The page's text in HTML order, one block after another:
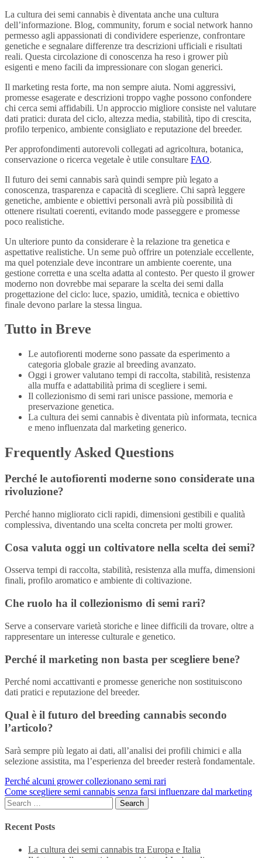
La cultura dei semi cannabis è diventata anche una cultura
dell’informazione. Blog, community, forum e social network hanno
permesso agli appassionati di condividere esperienze, confrontare
genetiche e segnalare differenze tra descrizioni ufficiali e risultati
reali. Questa circolazione di conoscenza ha reso i grower più
esigenti e meno facili da impressionare con slogan generici.
Il marketing resta forte, ma non sempre aiuta. Nomi aggressivi,
promesse esagerate e descrizioni troppo vaghe possono confondere
chi cerca semi affidabili. Un approccio migliore consiste nel valutare
dati pratici: durata del ciclo, altezza media, stabilità, tipo di crescita,
profilo terpenico, ambiente consigliato e reputazione del breeder.
Per approfondimenti autorevoli collegati ad agricoltura, botanica,
conservazione o ricerca vegetale è utile consultare FAO.
Il futuro dei semi cannabis sarà quindi sempre più legato a
conoscenza, trasparenza e capacità di scegliere. Chi saprà leggere
genetiche, ambiente e obiettivi personali avrà più possibilità di
ottenere risultati coerenti, evitando mode passeggere e promesse
poco realistiche.
Un ulteriore punto da considerare è la relazione tra genetica e
aspettative realistiche. Un seme può offrire un potenziale eccellente,
ma quel potenziale deve incontrare un ambiente coerente, una
gestione corretta e una scelta adatta al contesto. Per questo il grower
moderno non dovrebbe mai separare la scelta dei semi dalla
progettazione del ciclo: luce, spazio, umidità, tecnica e obiettivo
finale devono parlare la stessa lingua.
Tutto in Breve
Le autofiorenti moderne sono passate da esperimento a
categoria globale grazie al breeding avanzato.
Oggi i grower valutano tempi di raccolta, stabilità, resistenza
alla muffa e adattabilità prima di scegliere i semi.
Il collezionismo di semi rari unisce passione, memoria e
preservazione genetica.
La cultura dei semi cannabis è diventata più informata, tecnica
e meno influenzata dal marketing generico.
Frequently Asked Questions
Perché le autofiorenti moderne sono considerate una
rivoluzione?
Perché hanno migliorato cicli rapidi, dimensioni gestibili e qualità
complessiva, diventando una scelta concreta per molti grower.
Cosa valuta oggi un coltivatore nella scelta dei semi?
Osserva tempi di raccolta, stabilità, resistenza alla muffa, dimensioni
finali, profilo aromatico e ambiente di coltivazione.
Che ruolo ha il collezionismo di semi rari?
Serve a conservare varietà storiche e linee difficili da trovare, oltre a
rappresentare un interesse culturale e genetico.
Perché il marketing non basta per scegliere bene?
Perché nomi accattivanti e promesse generiche non sostituiscono
dati pratici e reputazione del breeder.
Qual è il futuro del breeding cannabis secondo
l’articolo?
Sarà sempre più legato ai dati, all’analisi dei profili chimici e alla
selezione assistita, ma l’esperienza del breeder resterà fondamentale.
Post
navigation
Perché alcuni grower collezionano semi rari
Come scegliere semi cannabis senza farsi influenzare dal marketing
Search
for:
Recent Posts
La cultura dei semi cannabis tra Europa e Italia